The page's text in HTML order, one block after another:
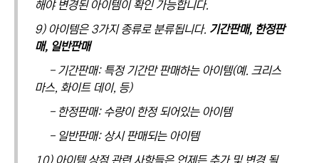
해야 변경된 아이템이 확인 가능합니다.
9) 아이템은 3가지 종류로 분류됩니다. 기간판매, 한정판
매, 일반판매
- 기간판매: 특정 기간만 판매하는 아이템(예. 크리스
마스, 화이트 데이, 등)
- 한정판매: 수량이 한정 되어있는 아이템
- 일반판매: 상시 판매되는 아이템
10) 아이템 상점 관련 사항들은 언제든 추가 및 변경 될